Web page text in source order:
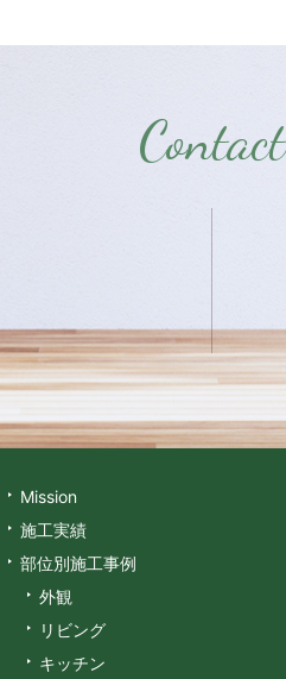
Contact
Mission
施工実績
部位別施工事例
外観
リビング
キッチン